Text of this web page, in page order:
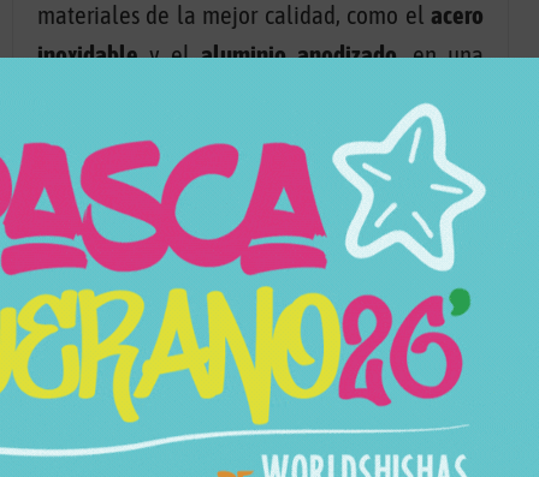
materiales de la mejor calidad, como el acero
inoxidabley elaluminio anodizado,en una
Cuenta con un sistema de purga ascendente que
recorre todo el mástil, con tres salidas de aire
que permiten ese efecto único.
En Worldshishas disponemos de una amplia
variedad de coloresdel modelo Static Final
para darte la posibilidad de que elijas aquel
que más te guste.
Incluye: